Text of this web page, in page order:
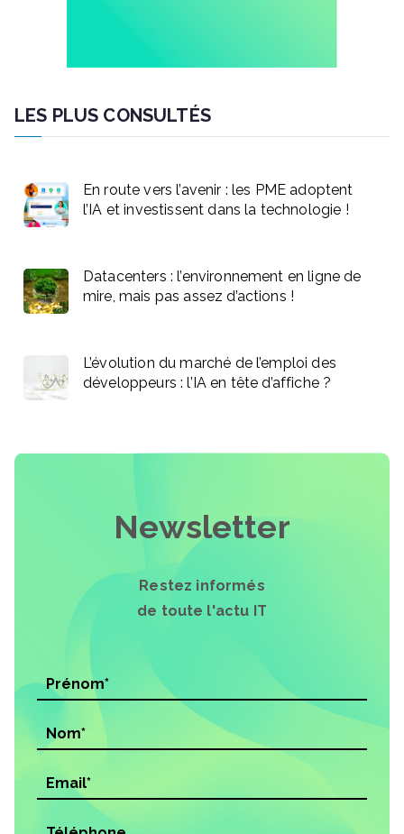
LES PLUS CONSULTÉS
En route vers l’avenir : les PME adoptent
l’IA et investissent dans la technologie !
Datacenters : l’environnement en ligne de
mire, mais pas assez d’actions !
L’évolution du marché de l’emploi des
développeurs : l’IA en tête d’affiche ?
Newsletter
Restez informés
de toute l'actu IT